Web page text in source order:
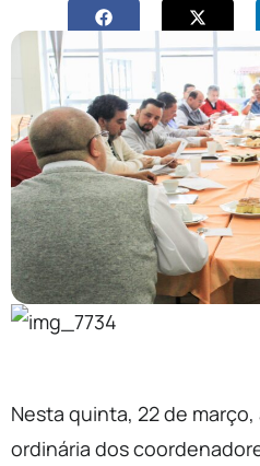
Nesta quinta, 22 de
ordinária dos